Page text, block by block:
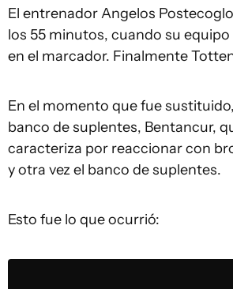
El entrenador Angelos
los 55 minutos, cuando su equipo
en el marcador. Finalmente
En el momento que fue
banco de suplentes, Bentancur,
caracteriza por reaccionar con
y otra vez el banco de suplentes.
Esto fue lo que ocurrió: